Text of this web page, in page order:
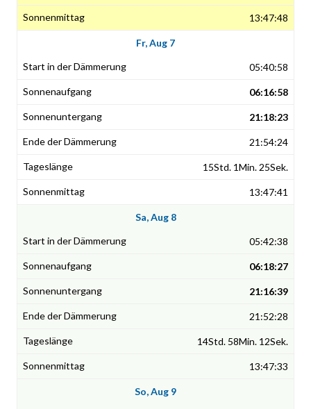
13:47:48
Fr, Aug 7
05:40:58
06:16:58
21:18:23
21:54:24
15Std. 1Min. 25Sek.
13:47:41
Sa, Aug 8
05:42:38
06:18:27
21:16:39
21:52:28
14Std. 58Min. 12Sek.
13:47:33
So, Aug 9